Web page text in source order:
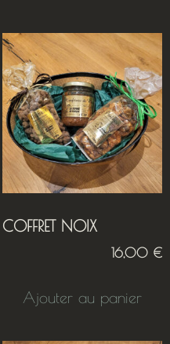
COFFRET NOIX
16,00 €
Ajouter au panier